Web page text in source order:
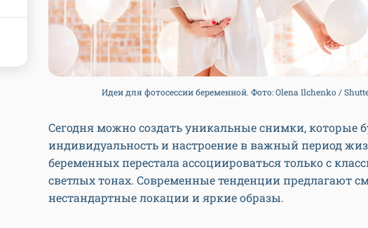
Идеи для фотосессии беременной. Фото: Olena Ilchenko /
Сегодня можно создать уникальные снимки, которые
индивидуальность и настроение в важный период
беременных перестала ассоциироваться только с
светлых тонах. Современные тенденции предлагают
нестандартные локации и яркие образы.